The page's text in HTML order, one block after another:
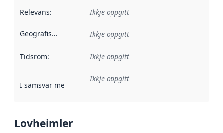
Relevans: Ikkje oppgitt
Geografisk område Ikkje oppgitt
Tidsrom: Ikkje oppgitt
I samsvar med Referanse til ei implementeringsregel eller
Ikkje oppgitt
Lovheimler